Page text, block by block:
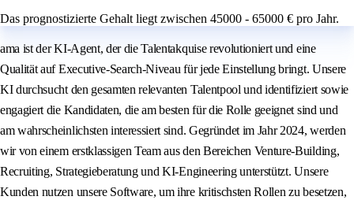
Das prognostizierte Gehalt liegt zwischen 45000 - 65000 € pro Jahr.
ama ist der KI-Agent, der die Talentakquise revolutioniert und eine
Qualität auf Executive-Search-Niveau für jede Einstellung bringt. Unsere
KI durchsucht den gesamten relevanten Talentpool und identifiziert sowie
engagiert die Kandidaten, die am besten für die Rolle geeignet sind und
am wahrscheinlichsten interessiert sind. Gegründet im Jahr 2024, werden
wir von einem erstklassigen Team aus den Bereichen Venture-Building,
Recruiting, Strategieberatung und KI-Engineering unterstützt. Unsere
Kunden nutzen unsere Software, um ihre kritischsten Rollen zu besetzen,